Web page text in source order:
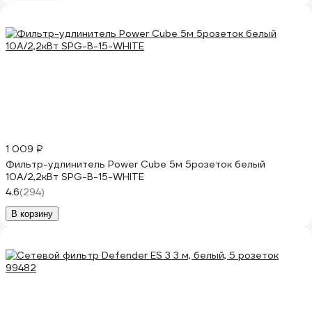
1 009 ₽
Фильтр-удлинитель Power Cube 5м 5розеток белый
10А/2,2кВт SPG-B-15-WHITE
4.6(294)
В корзину